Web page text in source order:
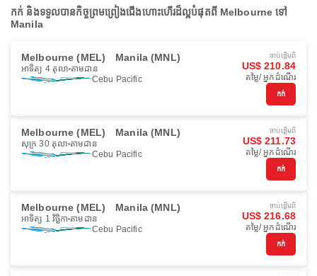
កក់ និងទទួលបានកិច្ចព្រមព្រៀងជើងហោះហើរដ៏ល្អបំផុតពី Melbourne ទៅ
Manila
Melbourne (MEL) Manila (MNL)
អាទិត្យ 4 តុលា តាមដាន
Cebu Pacific
ចាប់ផ្ដើមពី
US$ 210.84
តម្លៃ/ អ្នកដំណើរ
កក់
Melbourne (MEL) Manila (MNL)
សុក្រ 30 តុលា តាមដាន
Cebu Pacific
ចាប់ផ្ដើមពី
US$ 211.73
តម្លៃ/ អ្នកដំណើរ
កក់
Melbourne (MEL) Manila (MNL)
អាទិត្យ 1 វិច្ឆិកា តាមដាន
Cebu Pacific
ចាប់ផ្ដើមពី
US$ 216.68
តម្លៃ/ អ្នកដំណើរ
កក់